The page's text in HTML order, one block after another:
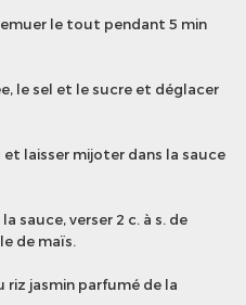
le tout pendant 5 min
le sel et le sucre et déglacer
laisser mijoter dans la sauce
sauce, verser 2 c. à s. de
de maïs.
riz jasmin parfumé de la